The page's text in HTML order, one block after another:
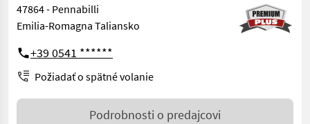
47864 - Pennabilli
Emilia-Romagna Taliansko
+39 0541 ******
Požiadať o spätné volanie
Podrobnosti o predajcovi